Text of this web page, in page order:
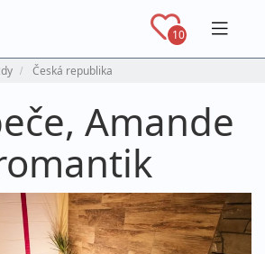
10
Česká republika
Amande